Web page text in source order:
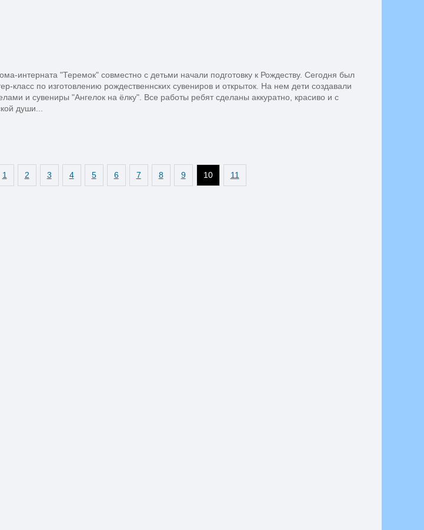
интерната "Теремок" совместно с детьми начали подготовку к Рождеству. Сегодня был
класс по изготовлению рождественнских сувениров и открыток. На нем дети создавали
и сувениры "Ангелок на ёлку". Все работы ребят сделаны аккуратно, красиво и с
души...
1 2 3 4 5 6 7 8 9 10 11